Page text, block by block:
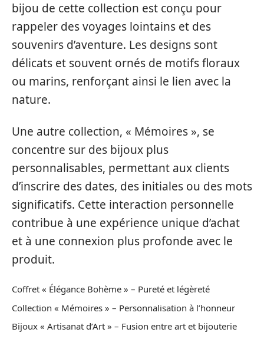
bijou de cette collection est conçu pour
rappeler des voyages lointains et des
souvenirs d’aventure. Les designs sont
délicats et souvent ornés de motifs floraux
ou marins, renforçant ainsi le lien avec la
nature.
Une autre collection, « Mémoires », se
concentre sur des bijoux plus
personnalisables, permettant aux clients
d’inscrire des dates, des initiales ou des mots
significatifs. Cette interaction personnelle
contribue à une expérience unique d’achat
et à une connexion plus profonde avec le
produit.
Coffret « Élégance Bohème » – Pureté et légèreté
Collection « Mémoires » – Personnalisation à l’honneur
Bijoux « Artisanat d’Art » – Fusion entre art et bijouterie